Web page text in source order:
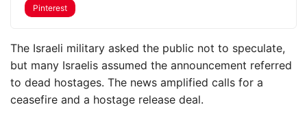
Pinterest
The Israeli military asked the public not to speculate,
but many Israelis assumed the announcement referred
to dead hostages. The news amplified calls for a
ceasefire and a hostage release deal.